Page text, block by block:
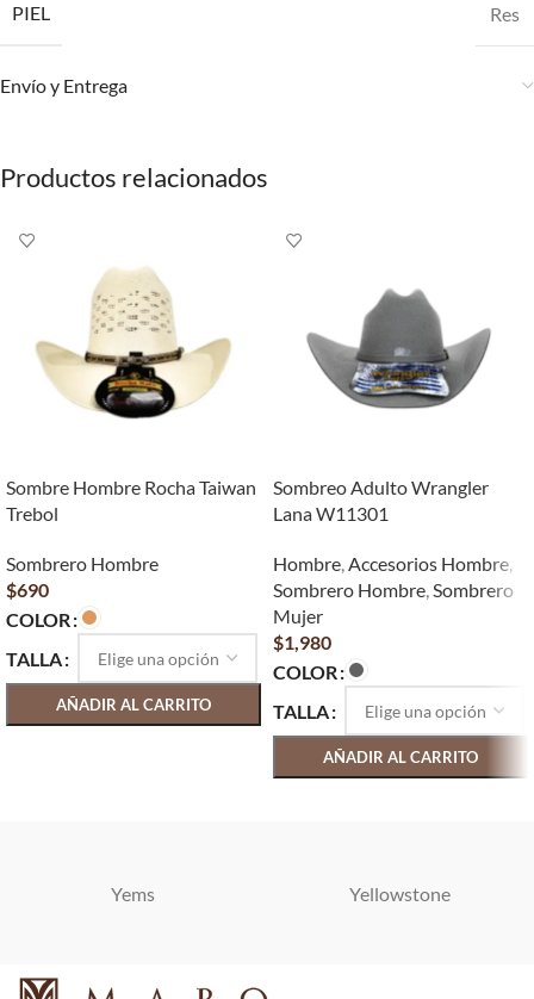
PIEL Res
Envío y Entrega
Productos relacionados
Sombre Hombre Rocha Taiwan
Trebol
Sombrero Hombre
$690
COLOR
TALLA
AÑADIR AL CARRITO
Sombreo Adulto Wrangler
Lana W11301
Hombre,Accesorios Hombre,
Sombrero Hombre,Sombrero
Mujer
$1,980
COLOR
TALLA
AÑADIR AL CARRITO
Yems Yellowstone